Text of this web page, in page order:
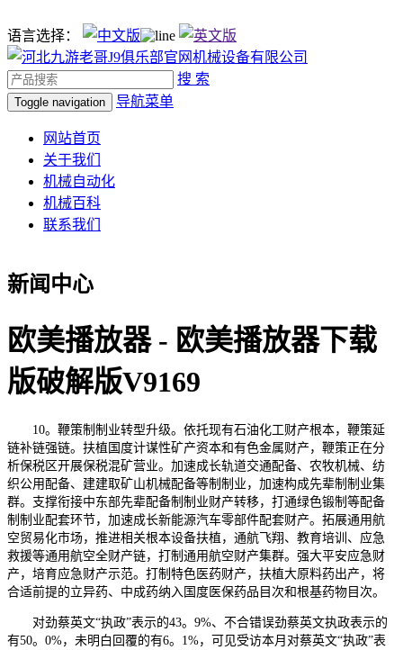
语言选择：
搜 索
Toggle navigation 导航菜单
网站首页
关于我们
机械自动化
机械百科
联系我们
新闻中心
欧美播放器 - 欧美播放器下载
版破解版V9169
10。鞭策制制业转型升级。依托现有石油化工财产根本，鞭策延
链补链强链。扶植国度计谋性矿产资本和有色金属财产，鞭策正在分
析保税区开展保税混矿营业。加速成长轨道交通配备、农牧机械、纺
织公用配备、建建取矿山机械配备等制制业，加速构成先辈制制业集
群。支撑衔接中东部先辈配备制制业财产转移，打通绿色锻制等配备
制制业配套环节，加速成长新能源汽车零部件配套财产。拓展通用航
空贸易化市场，推进相关根本设备扶植，通航飞翔、教育培训、应急
救援等通用航空全财产链，打制通用航空财产集群。强大平安应急财
产，培育应急财产示范。打制特色医药财产，扶植大原料药出产，将
合适前提的立异药、中成药纳入国度医保药品目次和根基药物目次。
对劲蔡英文“执政”表示的43。9%、不合错误劲蔡英文执政表示的
有50。0%，未明白回覆的有6。1%，可见受访本月对蔡英文“执政”表